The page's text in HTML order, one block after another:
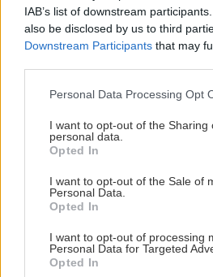
IAB’s list of downstream
also be disclosed by us to third
Downstream Participants that may
Please note that this website/app
not limited to your visit or usage
grant or deny consent to Google
use your data for below specified
consent section.
Personal Data Processing Opt
I want to opt-out of the Sharing
personal data.
Opted In
I want to opt-out of the Sale of
Personal Data.
Opted In
I want to opt-out of processing
Personal Data for Targeted
Opted In
περιλαμβάνει. Περιλαμβάνει,
βέβαια, μετανάστριες,